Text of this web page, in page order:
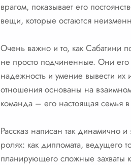
врагом, показывает его
вещи, которые остаются
Очень важно и то, как Сабатини
не просто подчиненные. Они его
надежность и умение вывести
отношения основаны на
команда – его настоящая семья в
Рассказ написан так динамично
ролях: как дипломата, ведущего
планирующего сложные захваты